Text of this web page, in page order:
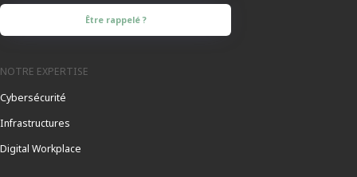
Être rappelé ?
NOTRE EXPERTISE
Cybersécurité
Infrastructures
Digital Workplace